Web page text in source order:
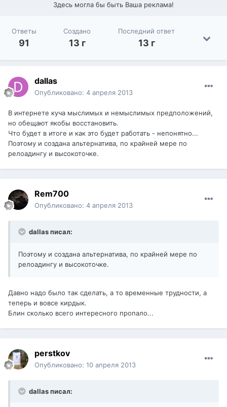
Здесь могла бы быть Ваша реклама!
Ответы
91
Создано
13 г
Последний ответ
13 г
dаllаs
Опубликовано: 4 апреля 2013
В интернете куча мыслимых и немыслимых предположений,
но обещают якобы восстановить.
Что будет в итоге и как это будет работать - непонятно...
Поэтому и создана альтернатива, по крайней мере по
релоадингу и высокоточке.
Rem700
Опубликовано: 4 апреля 2013
dallas писал:
Поэтому и создана альтернатива, по крайней мере по
релоадингу и высокоточке.
Давно надо было так сделать, а то временные трудности, а
теперь и вовсе кирдык.
Блин сколько всего интересного пропало...
perstkov
Опубликовано: 10 апреля 2013
dallas писал: